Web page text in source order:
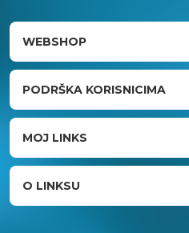
WEBSHOP
PODRŠKA KORISNICIMA
MOJ LINKS
O LINKSU